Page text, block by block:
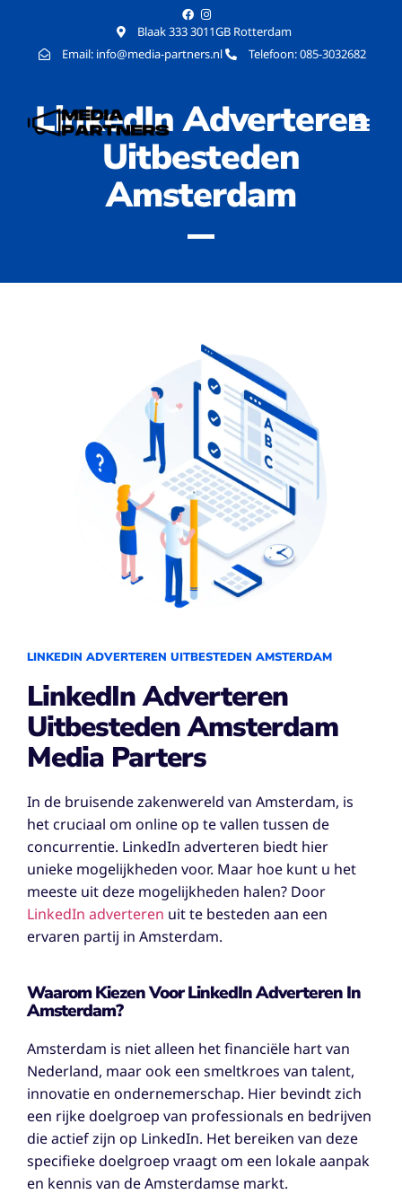
Blaak 333 3011GB Rotterdam
Email: info@media-partners.nl
Telefoon: 085-3032682
LinkedIn Adverteren
Uitbesteden
Amsterdam
LINKEDIN ADVERTEREN UITBESTEDEN AMSTERDAM
LinkedIn Adverteren
Uitbesteden Amsterdam
Media Parters
In de bruisende zakenwereld van Amsterdam, is
het cruciaal om online op te vallen tussen de
concurrentie. LinkedIn adverteren biedt hier
unieke mogelijkheden voor. Maar hoe kunt u het
meeste uit deze mogelijkheden halen? Door
LinkedIn adverteren uit te besteden aan een
ervaren partij in Amsterdam.
Waarom Kiezen Voor LinkedIn Adverteren In
Amsterdam?
Amsterdam is niet alleen het financiële hart van
Nederland, maar ook een smeltkroes van talent,
innovatie en ondernemerschap. Hier bevindt zich
een rijke doelgroep van professionals en bedrijven
die actief zijn op LinkedIn. Het bereiken van deze
specifieke doelgroep vraagt om een lokale aanpak
en kennis van de Amsterdamse markt.